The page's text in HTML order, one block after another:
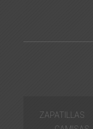
ZAPATILLAS